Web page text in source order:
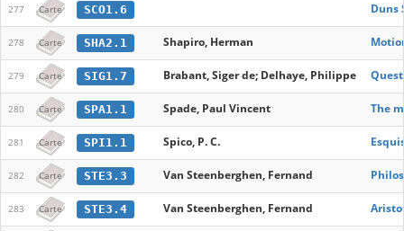
277 Carte SCO1.6 Duns
278 Carte SHA2.1 Shapiro, Herman
279 Carte SIG1.7 Brabant, Siger de; Delhaye, Philippe
280 Carte SPA1.1 Spade, Paul Vincent The
281 Carte SPI1.1 Spico, P. C.
282 Carte STE3.3 Van Steenberghen, Fernand
283 Carte STE3.4 Van Steenberghen, Fernand